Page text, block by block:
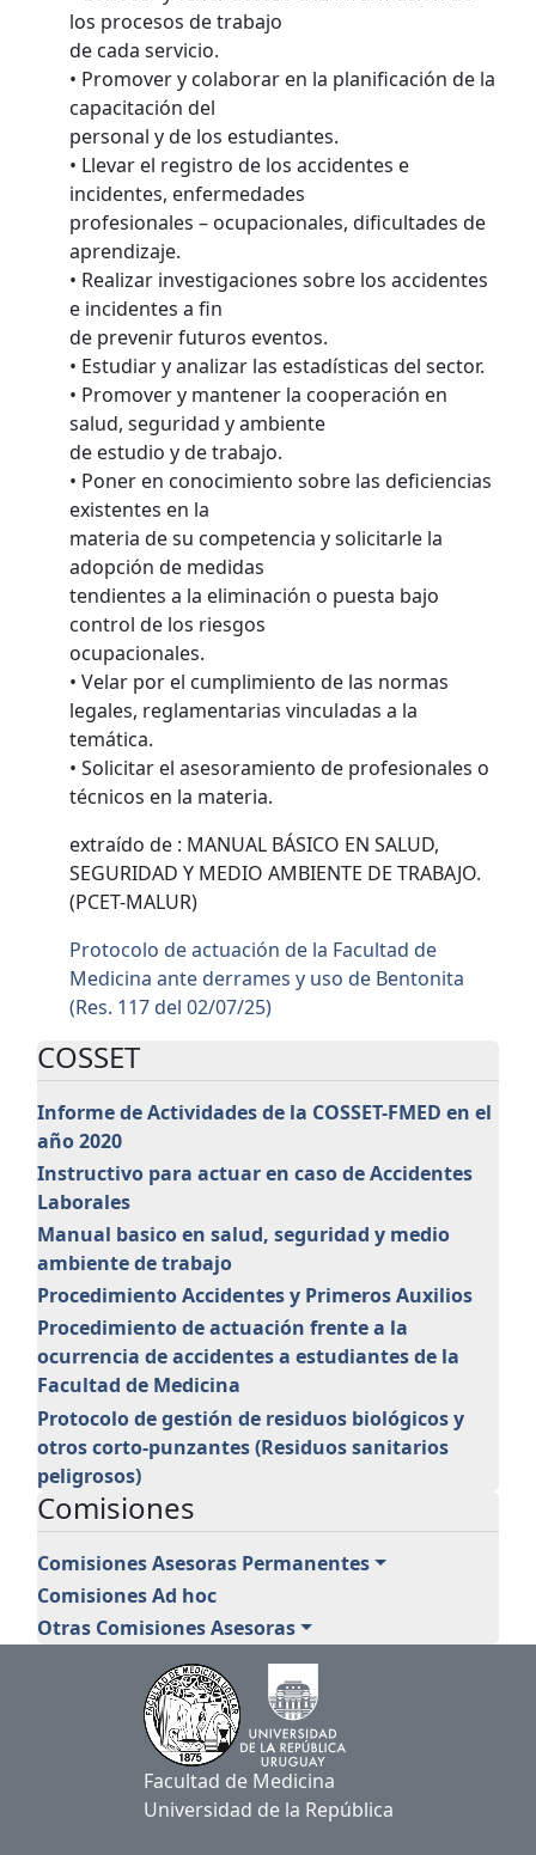
COSSET
Informe de Actividades de la COSSET-FMED en el
año 2020
Instructivo para actuar en caso de Accidentes
Laborales
Manual basico en salud, seguridad y medio
ambiente de trabajo
Procedimiento Accidentes y Primeros Auxilios
Procedimiento de actuación frente a la
ocurrencia de accidentes a estudiantes de la
Facultad de Medicina
Protocolo de gestión de residuos biológicos y
otros corto-punzantes (Residuos sanitarios
peligrosos)
Comisiones
Comisiones Asesoras Permanentes
Comisiones Ad hoc
Otras Comisiones Asesoras
los procesos de trabajo
de cada servicio.
• Promover y colaborar en la planificación de la
capacitación del
personal y de los estudiantes.
• Llevar el registro de los accidentes e
incidentes, enfermedades
profesionales – ocupacionales, dificultades de
aprendizaje.
• Realizar investigaciones sobre los accidentes
e incidentes a fin
de prevenir futuros eventos.
• Estudiar y analizar las estadísticas del sector.
• Promover y mantener la cooperación en
salud, seguridad y ambiente
de estudio y de trabajo.
• Poner en conocimiento sobre las deficiencias
existentes en la
materia de su competencia y solicitarle la
adopción de medidas
tendientes a la eliminación o puesta bajo
control de los riesgos
ocupacionales.
• Velar por el cumplimiento de las normas
legales, reglamentarias vinculadas a la
temática.
• Solicitar el asesoramiento de profesionales o
técnicos en la materia.
extraído de : MANUAL BÁSICO EN SALUD,
SEGURIDAD Y MEDIO AMBIENTE DE TRABAJO.
(PCET-MALUR)
Protocolo de actuación de la Facultad de
Medicina ante derrames y uso de Bentonita
(Res. 117 del 02/07/25)
Facultad de Medicina
Universidad de la República